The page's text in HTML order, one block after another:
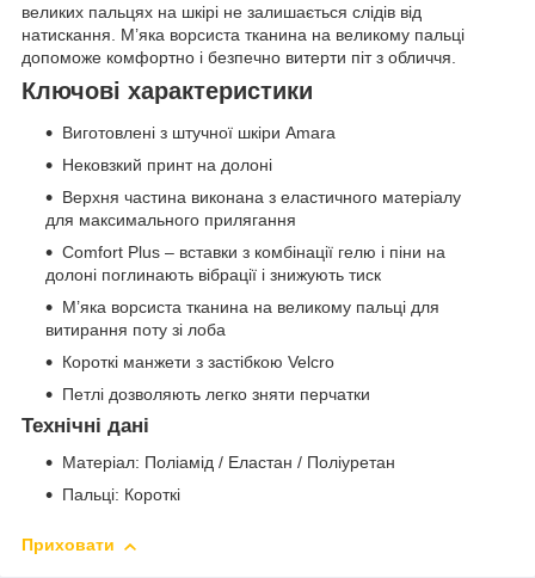
великих пальцях на шкірі не залишається слідів від
натискання. М’яка ворсиста тканина на великому пальці
допоможе комфортно і безпечно витерти піт з обличчя.
Ключові характеристики
Виготовлені з штучної шкіри Amara
Нековзкий принт на долоні
Верхня частина виконана з еластичного матеріалу
для максимального прилягання
Comfort Plus – вставки з комбінації гелю і піни на
долоні поглинають вібрації і знижують тиск
М’яка ворсиста тканина на великому пальці для
витирання поту зі лоба
Короткі манжети з застібкою Velcro
Петлі дозволяють легко зняти перчатки
Технічні дані
Матеріал: Поліамід / Еластан / Поліуретан
Пальці: Короткі
Приховати